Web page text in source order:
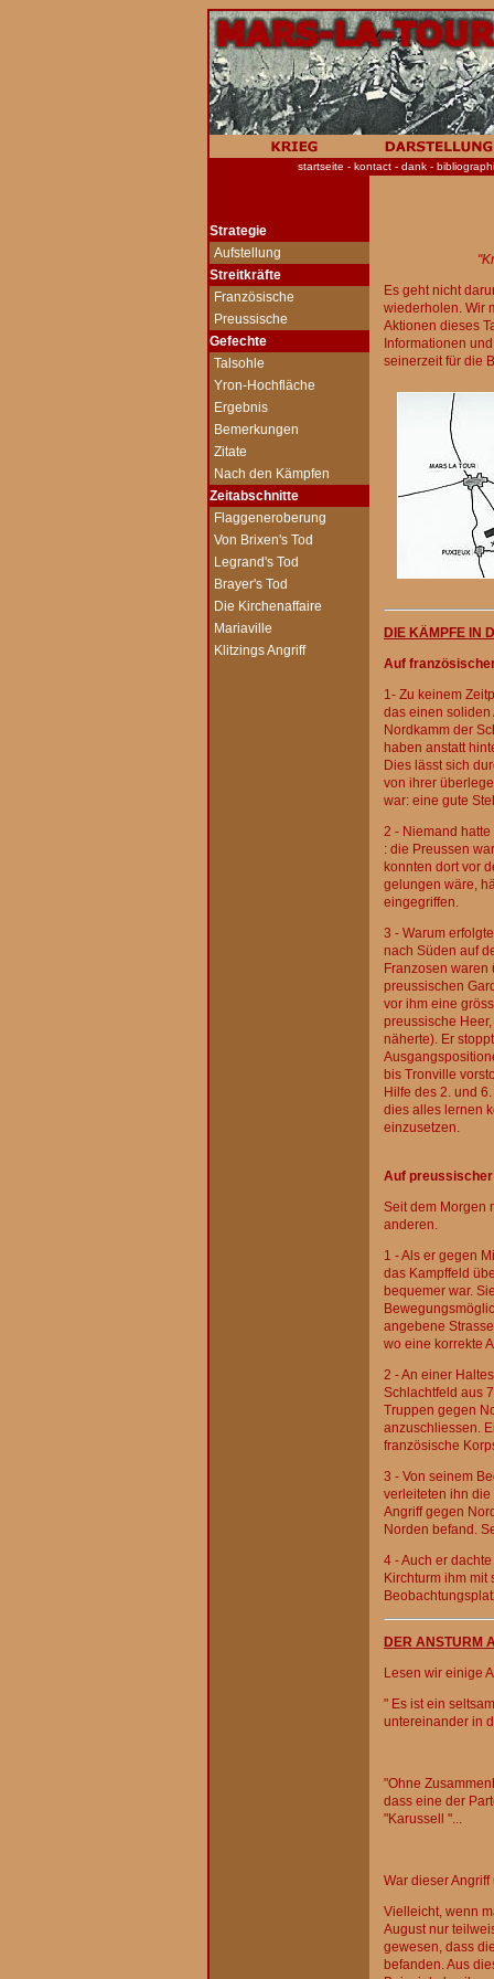
startseite - kontact - dank -
Strategie
Aufstellung
Streitkräfte
Französische
Preussische
Gefechte
Talsohle
Yron-Hochfläche
Ergebnis
Bemerkungen
Zitate
Nach den Kämpfen
Zeitabschnitte
Flaggeneroberung
Von Brixen's Tod
Legrand's Tod
Brayer's Tod
Die Kirchenaffaire
Mariaville
Klitzings Angriff
Es geht nicht
wiederholen. Wir
Aktionen dieses
Informationen
seinerzeit für die
DIE KÄMPFE IN
Auf
1- Zu keinem
das einen soliden
Nordkamm der
haben anstatt
Dies lässt sich
von ihrer
war: eine gute
2 - Niemand
: die Preussen
konnten dort vor
gelungen wäre,
eingegriffen.
3 - Warum
nach Süden auf
Franzosen waren
preussischen
vor ihm eine
preussische
näherte). Er
bis Tronville
Hilfe des 2. und
dies alles lernen
einzusetzen.
Auf
Seit dem Morgen
anderen.
1 - Als er gegen
das Kampffeld
bequemer war.
angebene
wo eine korrekte
2 - An einer
Schlachtfeld aus
Truppen gegen
anzuschliessen.
französische
3 - Von seinem
verleiteten ihn
Angriff gegen
Norden befand.
4 - Auch er
Kirchturm ihm
DER ANSTURM
Lesen wir einige
" Es ist ein
untereinander in
"Ohne
dass eine der
"Karussell "...
War dieser Angriff
Vielleicht, wenn
August nur
gewesen, dass
befanden. Aus